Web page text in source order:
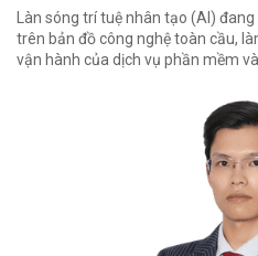
Làn sóng trí tuệ nhân tạo (AI)
trên bản đồ công nghệ toàn cầu,
vận hành của dịch vụ phần mềm